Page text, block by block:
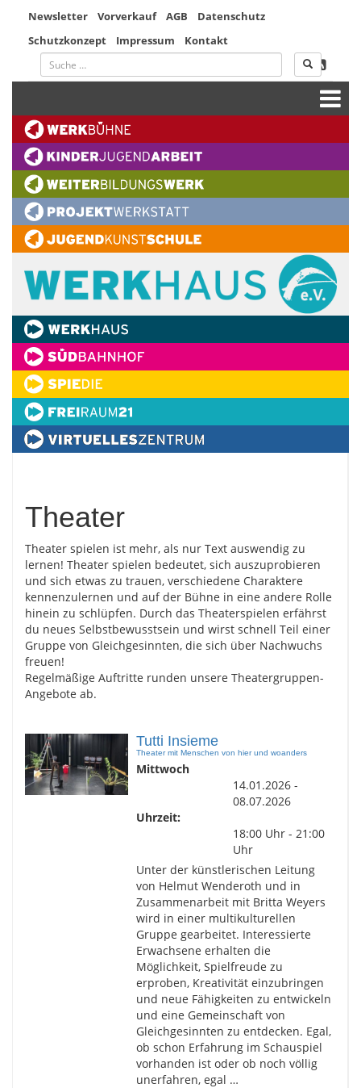
Newsletter Vorverkauf AGB
Datenschutz
Schutzkonzept
Impressum Kontakt
Theater
Theater spielen ist mehr, als nur Text auswendig zu
lernen! Theater spielen bedeutet, sich auszuprobieren
und sich etwas zu trauen, verschiedene Charaktere
kennenzulernen und auf der Bühne in eine andere Rolle
hinein zu schlüpfen. Durch das Theaterspielen erfährst
du neues Selbstbewusstsein und wirst schnell Teil einer
Gruppe von Gleichgesinnten, die sich über Nachwuchs
freuen!
Regelmäßige Auftritte runden unsere Theatergruppen-
Angebote ab.
Tutti Insieme
Theater mit Menschen von hier und woanders
Mittwoch
14.01.2026 -
08.07.2026
Uhrzeit:
18:00 Uhr - 21:00
Uhr
Unter der künstlerischen Leitung
von Helmut Wenderoth und in
Zusammenarbeit mit Britta Weyers
wird in einer multikulturellen
Gruppe gearbeitet. Interessierte
Erwachsene erhalten die
Möglichkeit, Spielfreude zu
erproben, Kreativität einzubringen
und neue Fähigkeiten zu entwickeln
und eine Gemeinschaft von
Gleichgesinnten zu entdecken. Egal,
ob schon Erfahrung im Schauspiel
vorhanden ist oder ob noch völlig
unerfahren, egal …